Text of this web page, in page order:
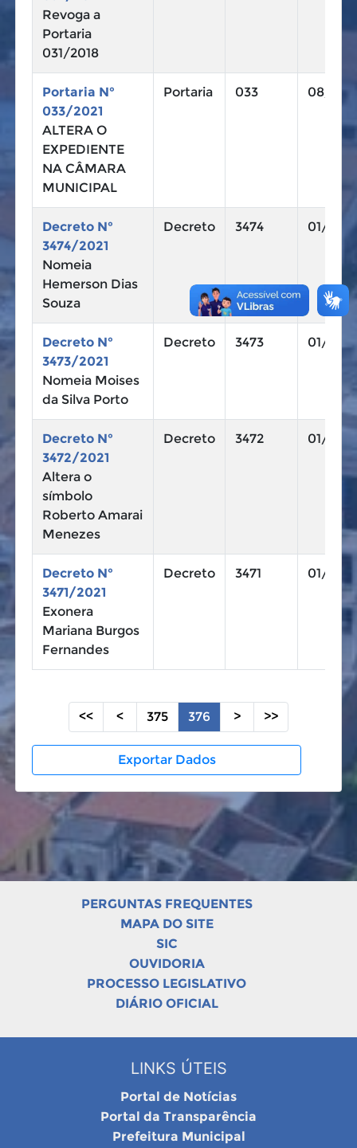
Revoga a
Portaria
031/2018
Portaria N°
033/2021
ALTERA O
EXPEDIENTE
NA CÂMARA
MUNICIPAL
Portaria 033 08/10/
Decreto N°
3474/2021
Nomeia
Hemerson Dias
Souza
Decreto 3474 01/10/
Decreto N°
3473/2021
Nomeia Moises
da Silva Porto
Decreto 3473 01/10/
Decreto N°
3472/2021
Altera o
símbolo
Roberto Amarai
Menezes
Decreto 3472 01/10/
Decreto N°
3471/2021
Exonera
Mariana Burgos
Fernandes
Decreto 3471 01/10/
<< < 375 376 > >>
Exportar Dados
PERGUNTAS FREQUENTES
MAPA DO SITE
SIC
OUVIDORIA
PROCESSO LEGISLATIVO
DIÁRIO OFICIAL
LINKS ÚTEIS
Portal de Notícias
Portal da Transparência
Prefeitura Municipal